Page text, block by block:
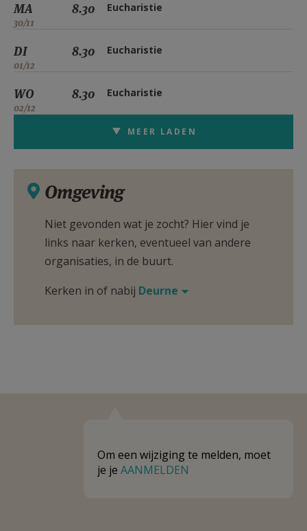
MA
30/11
8.30 Eucharistie
DI
01/12
8.30 Eucharistie
WO
02/12
8.30 Eucharistie
MEER LADEN
Omgeving
Niet gevonden wat je zocht? Hier vind je
links naar kerken, eventueel van andere
organisaties, in de buurt.
Kerken in of nabij Deurne
Om een wijziging te melden, moet
je je AANMELDEN